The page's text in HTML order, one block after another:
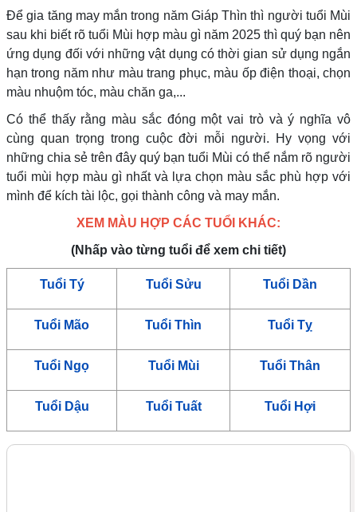
Để gia tăng may mắn trong năm Giáp Thìn thì người tuổi Mùi
sau khi biết rõ tuổi Mùi hợp màu gì năm 2025 thì quý bạn nên
ứng dụng đối với những vật dụng có thời gian sử dụng ngắn
hạn trong năm như màu trang phục, màu ốp điện thoại, chọn
màu nhuộm tóc, màu chăn ga,...
Có thể thấy rằng màu sắc đóng một vai trò và ý nghĩa vô
cùng quan trọng trong cuộc đời mỗi người. Hy vọng với
những chia sẻ trên đây quý bạn tuổi Mùi có thể nắm rõ người
tuổi mùi hợp màu gì nhất và lựa chọn màu sắc phù hợp với
mình để kích tài lộc, gọi thành công và may mắn.
XEM MÀU HỢP CÁC TUỔI KHÁC:
(Nhấp vào từng tuổi để xem chi tiết)
Tuổi Tý Tuổi Sửu Tuổi Dần
Tuổi Mão Tuổi Thìn Tuổi Tỵ
Tuổi Ngọ Tuổi Mùi Tuổi Thân
Tuổi Dậu Tuổi Tuất Tuổi Hợi